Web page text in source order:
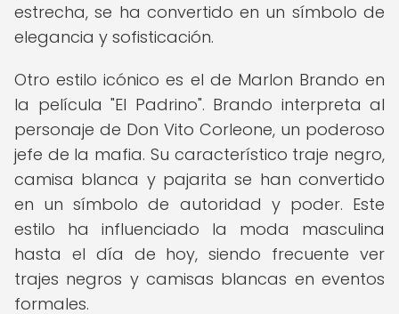
estrecha, se ha convertido en un símbolo de
elegancia y sofisticación.
Otro estilo icónico es el de Marlon Brando en
la película "El Padrino". Brando interpreta al
personaje de Don Vito Corleone, un poderoso
jefe de la mafia. Su característico traje negro,
camisa blanca y pajarita se han convertido
en un símbolo de autoridad y poder. Este
estilo ha influenciado la moda masculina
hasta el día de hoy, siendo frecuente ver
trajes negros y camisas blancas en eventos
formales.